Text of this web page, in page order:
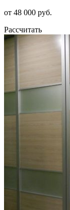
от 48 000 руб.
Рассчитать